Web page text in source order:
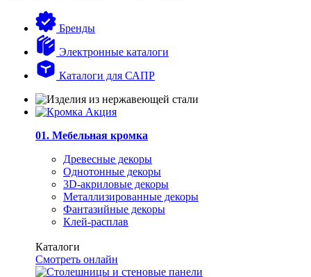
Бренды
Электронные каталоги
Каталоги для САПР
01. Мебельная кромка
Древесные декоры
Однотонные декоры
3D-акриловые декоры
Металлизированные декоры
Фантазийные декоры
Клей-расплав
Каталоги
Смотреть онлайн